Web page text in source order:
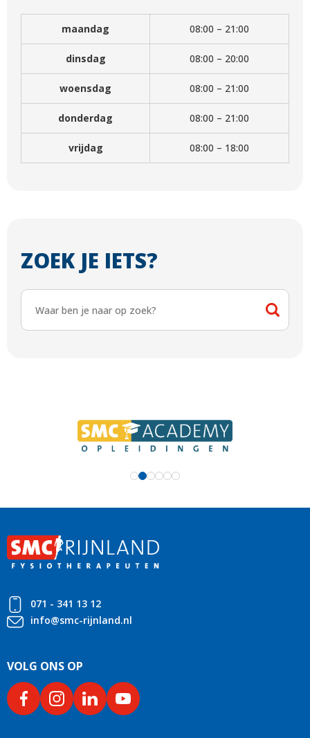
maandag 08:00 – 21:00
dinsdag 08:00 – 20:00
woensdag 08:00 – 21:00
donderdag 08:00 – 21:00
vrijdag 08:00 – 18:00
ZOEK JE IETS?
071 - 341 13 12
info@smc-rijnland.nl
VOLG ONS OP